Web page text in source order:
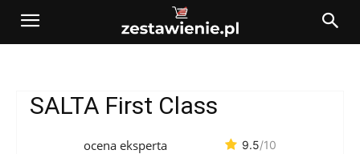
SALTA First Class
ocena eksperta 9.5/10